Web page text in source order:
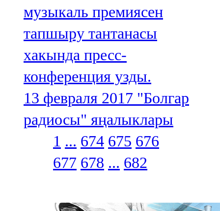
музыкаль премиясен
тапшыру тантанасы
хакында пресс-
конференция узды.
13 февраля 2017 "Болгар
радиосы" яңалыклары
1 ... 674 675 676
677 678 ... 682